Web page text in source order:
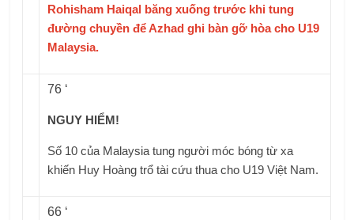
Rohisham Haiqal băng xuống trước khi tung
đường chuyền để Azhad ghi bàn gỡ hòa cho U19
Malaysia.
76 ‘
NGUY HIỂM!
Số 10 của Malaysia tung người móc bóng từ xa
khiến Huy Hoàng trổ tài cứu thua cho U19 Việt Nam.
66 ‘